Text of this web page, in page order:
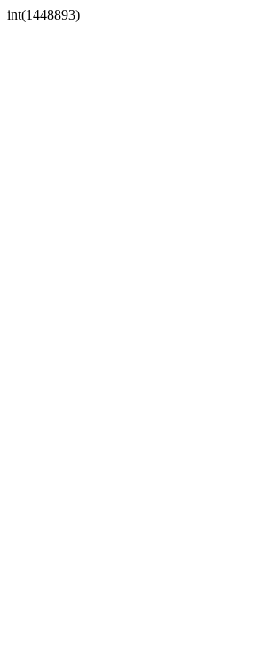
int(1448893)